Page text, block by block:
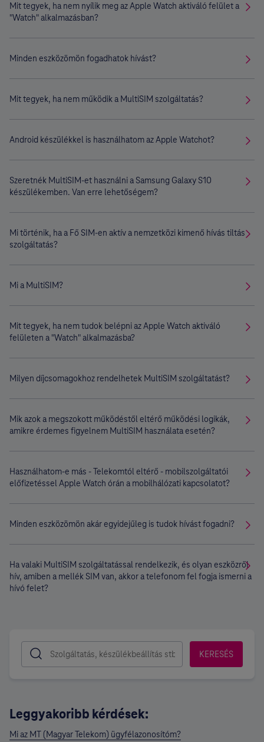
Mit tegyek, ha nem nyílik meg az Apple Watch aktiváló felület a
"Watch" alkalmazásban?
Minden eszközömön fogadhatok hívást?
Mit tegyek, ha nem működik a MultiSIM szolgáltatás?
Android készülékkel is használhatom az Apple Watchot?
Szeretnék MultiSIM-et használni a Samsung Galaxy S10
készülékemben. Van erre lehetőségem?
Mi történik, ha a Fő SIM-en aktív a nemzetközi kimenő hívás tiltás
szolgáltatás?
Mi a MultiSIM?
Mit tegyek, ha nem tudok belépni az Apple Watch aktiváló
felületen a "Watch" alkalmazásba?
Milyen díjcsomagokhoz rendelhetek MultiSIM szolgáltatást?
Mik azok a megszokott működéstől eltérő működési logikák,
amikre érdemes figyelnem MultiSIM használata esetén?
Használhatom-e más - Telekomtól eltérő - mobilszolgáltatói
előfizetéssel Apple Watch órán a mobilhálózati kapcsolatot?
Minden eszközömön akár egyidejűleg is tudok hívást fogadni?
Ha valaki MultiSIM szolgáltatással rendelkezik, és olyan eszközről
hív, amiben a mellék SIM van, akkor a telefonom fel fogja ismerni a
hívó felet?
KERESÉS
Leggyakoribb kérdések:
Mi az MT (Magyar Telekom) ügyfélazonosítóm?